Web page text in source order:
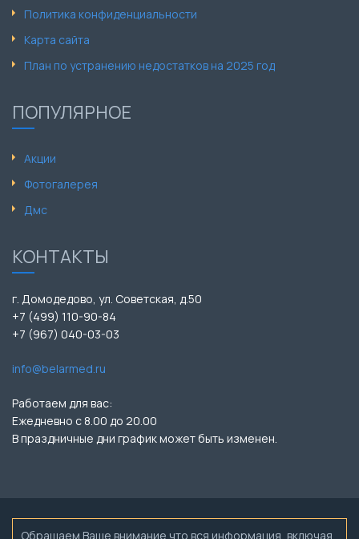
Политика конфиденциальности
Карта сайта
План по устранению недостатков на 2025 год
ПОПУЛЯРНОЕ
Акции
Фотогалерея
Дмс
КОНТАКТЫ
г. Домодедово, ул. Советская, д.50
+7 (499) 110-90-84
+7 (967) 040-03-03
info@belarmed.ru
Работаем для вас:
Ежедневно с 8.00 до 20.00
В праздничные дни график может быть изменен.
Обращаем Ваше внимание что вся информация, включая